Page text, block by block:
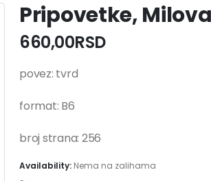
Pripovetke,
660,00RSD
povez: tvrd
format: B6
broj strana: 256
Availability: Nema na zalihama